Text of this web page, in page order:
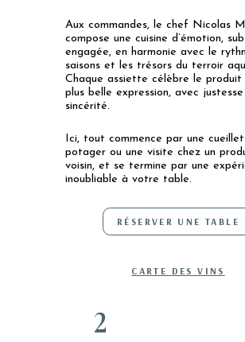
Aux commandes, le chef Nicolas
compose une cuisine d’émotion,
engagée, en harmonie avec le
saisons et les trésors du terroir
Chaque assiette célèbre le produit
plus belle expression, avec
sincérité.
Ici, tout commence par une
potager ou une visite chez un
voisin, et se termine par une
inoubliable à votre table.
RÉSERVER UNE TABLE
CARTE DES VINS
2